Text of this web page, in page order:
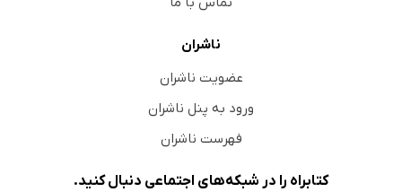
ناشران
عضویت ناشران
ورود به پنل ناشران
فهرست ناشران
کتابراه را در شبکه‌های اجتماعی دنبال کنید.